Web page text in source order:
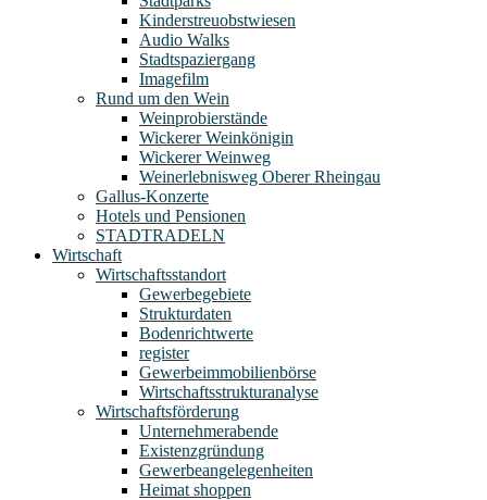
Kinderstreuobstwiesen
Audio Walks
Stadtspaziergang
Imagefilm
Rund um den Wein
Weinprobierstände
Wickerer Weinkönigin
Wickerer Weinweg
Weinerlebnisweg Oberer Rheingau
Gallus-Konzerte
Hotels und Pensionen
STADTRADELN
Wirtschaft
Wirtschaftsstandort
Gewerbegebiete
Strukturdaten
Bodenrichtwerte
register
Gewerbeimmobilienbörse
Wirtschaftsstrukturanalyse
Wirtschaftsförderung
Unternehmerabende
Existenzgründung
Gewerbeangelegenheiten
Heimat shoppen